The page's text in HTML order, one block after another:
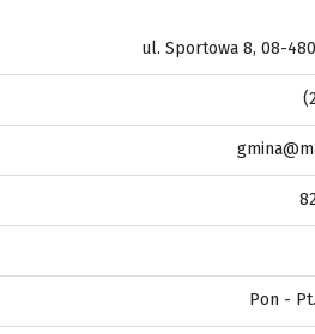
ul. Sportowa 8, 08-
Pon -